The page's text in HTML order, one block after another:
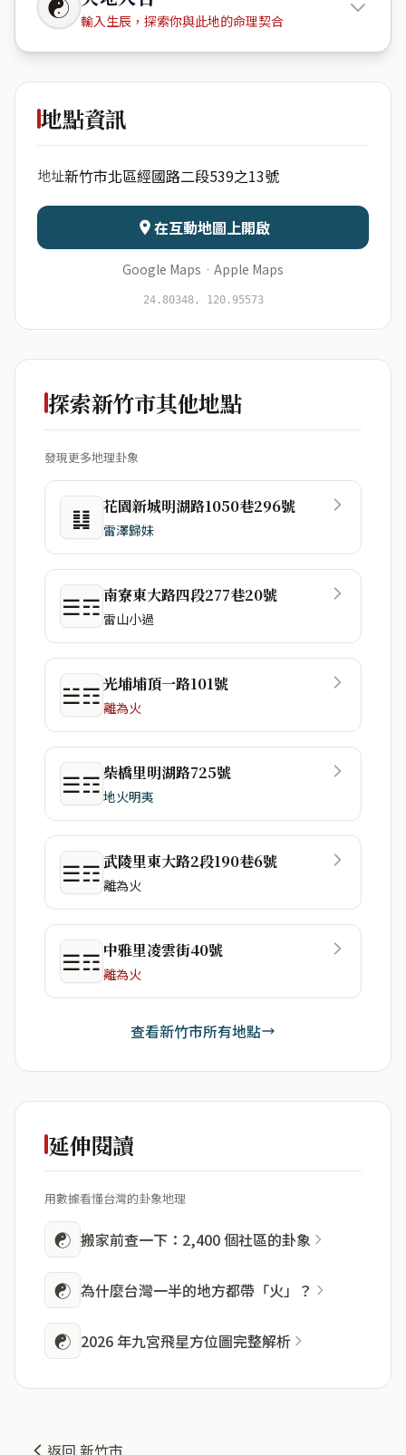
☯ 輸入生辰，探索你與此地的命理契合
布達&佩
日期 出生時辰
資料僅用於即時分析，不會儲存於伺服器
地點資訊
地址新竹市北區經國路二段539之13號
在互動地圖上開啟
Google Maps · Apple Maps
24.80348, 120.95573
探索新竹市其他地點
發現更多地理卦象
䷆ 花園新城明湖路1050巷296號
雷澤歸妹
☰☶南寮東大路四段277巷20號
雷山小過
☱☶光埔埔頂一路101號
離為火
☰☶柴橋里明湖路725號
地火明夷
☰☶武陵里東大路2段190巷6號
離為火
☰☶ 中雅里凌雲街40號
離為火
查看新竹市所有地點
延伸閱讀
用數據看懂台灣的卦象地理
☯ 搬家前查一下：2,400 個社區的卦象
☯ 為什麼台灣一半的地方都帶「火」？
☯ 2026 年九宮飛星方位圖完整解析
返回 新竹市